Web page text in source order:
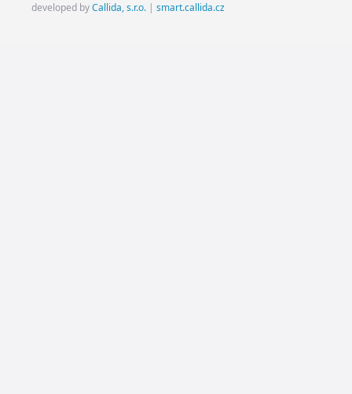
developed byCallida, s.r.o.| smart.callida.cz